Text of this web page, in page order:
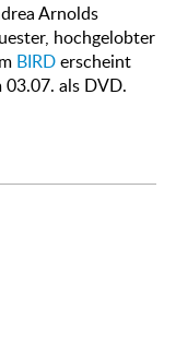
Arnolds
hochgelobter
BIRDerscheint
03.07. als DVD.